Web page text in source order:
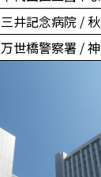
三井記念病院 /
万世橋警察署 /